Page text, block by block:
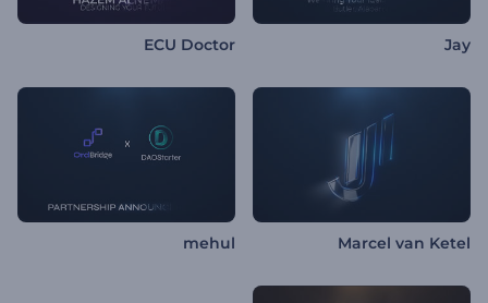
Jay
ECU Doctor
Marcel van Ketel
mehul